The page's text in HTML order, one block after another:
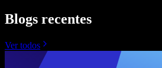
Blogs recentes
Ver todos